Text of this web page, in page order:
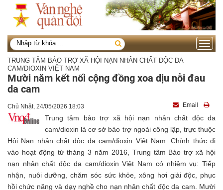
Toggle
TRUNG TÂM BẢO TRỢ XÃ HỘI NẠN NHÂN CHẤT ĐỘC DA
CAM/DIOXIN VIỆT NAM
Mười năm kết nối cộng đồng xoa dịu nỗi đau
da cam
Chủ Nhật, 24/05/2026 18:03 Email
Trung tâm bảo trợ xã hội nạn nhân chất độc da
cam/dioxin là cơ sở bảo trợ ngoài công lập, trực thuộc
Hội Nạn nhân chất độc da cam/dioxin Việt Nam. Chính thức đi
vào hoạt động từ tháng 3 năm 2016, Trung tâm Bảo trợ xã hội
nạn nhân chất độc da cam/dioxin Việt Nam có nhiệm vụ: Tiếp
nhận, nuôi dưỡng, chăm sóc sức khỏe, xông hơi giải độc, phục
hồi chức năng và dạy nghề cho nạn nhân chất độc da cam. Mười